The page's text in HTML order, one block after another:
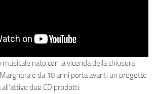
nato con la vicenda della chiusura
e da 10 anni porta avanti un progetto
due CD prodotti: